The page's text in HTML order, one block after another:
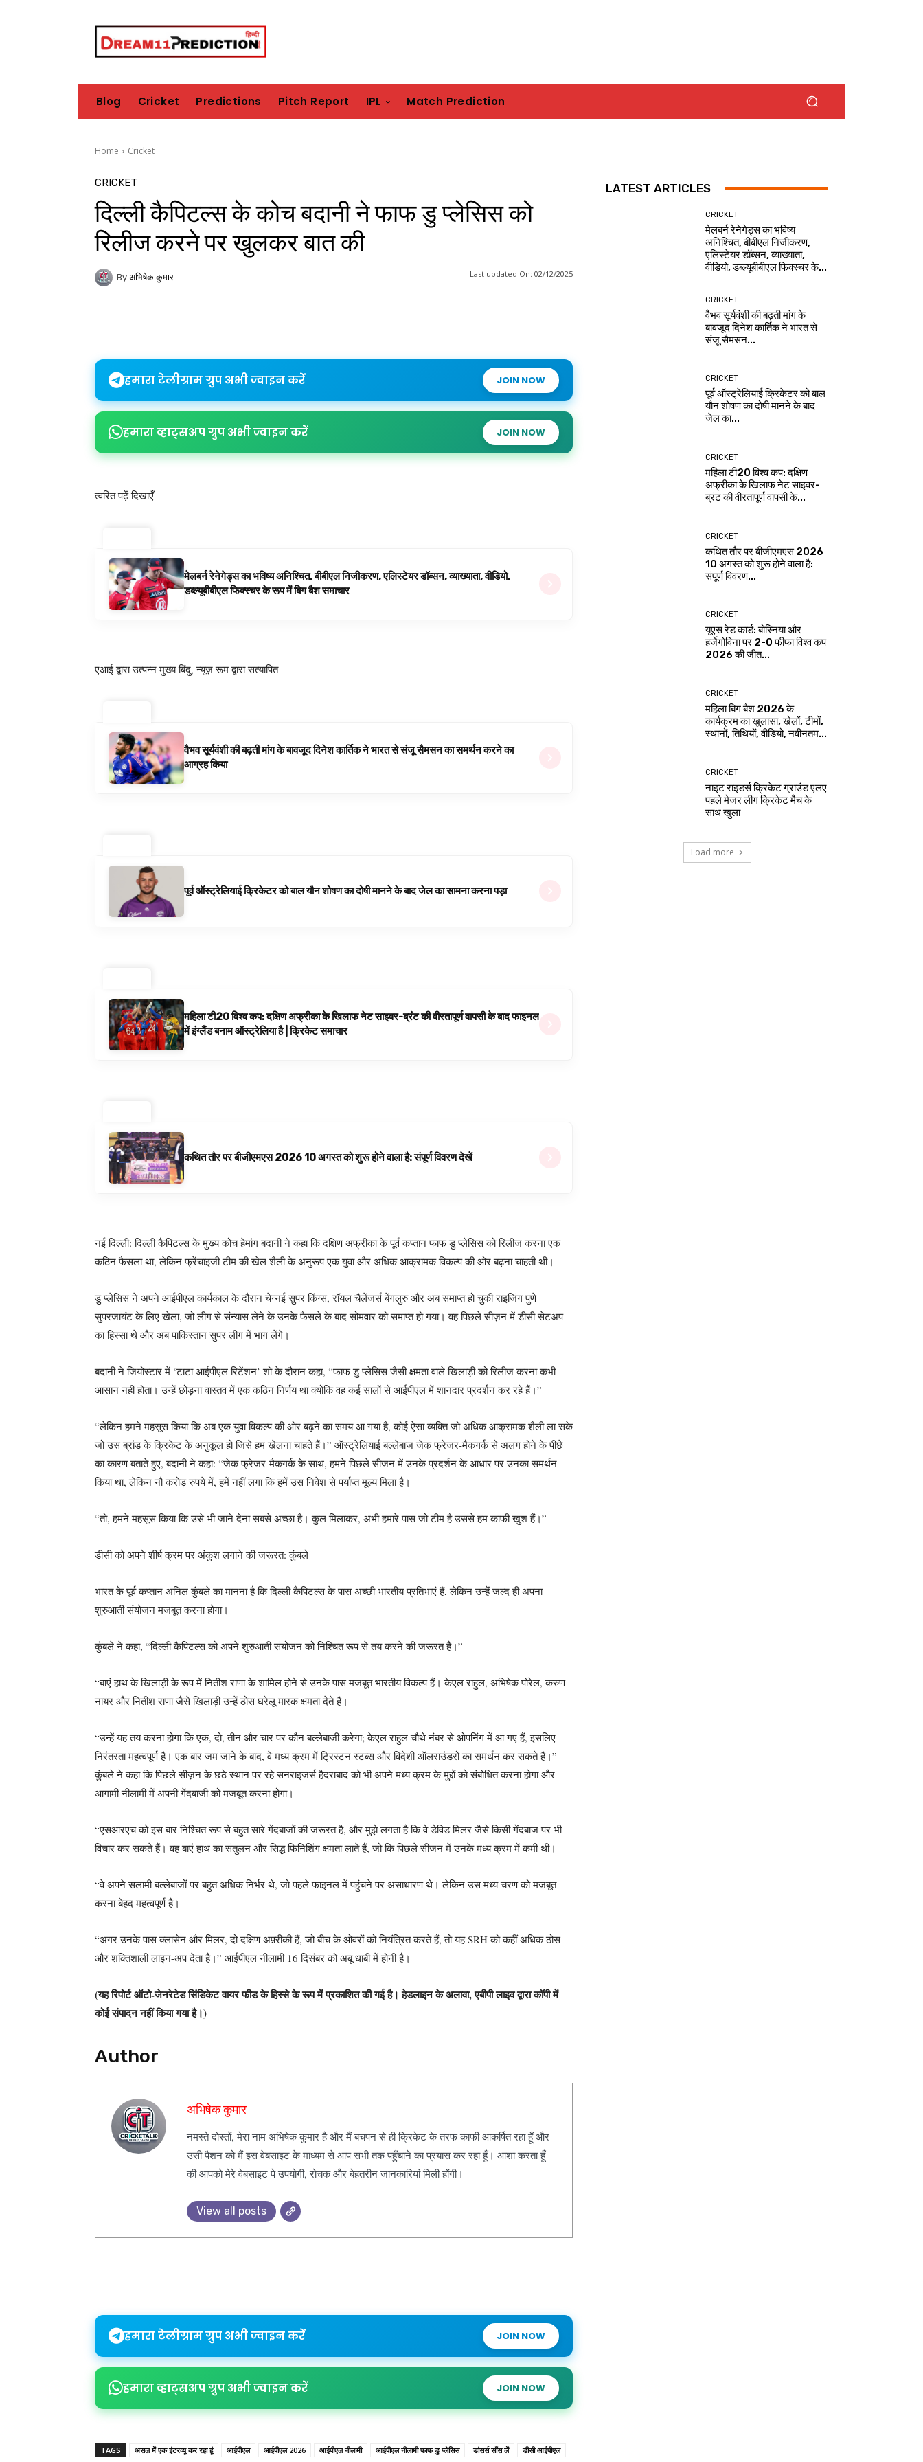
Blog Cricket Predictions Pitch Report IPL Match Prediction
Home Cricket
CRICKET
दिल्ली कैपिटल्स के कोच बदानी ने फाफ डु प्लेसिस को
रिलीज करने पर खुलकर बात की
By अभिषेक कुमार Last updated On: 02/12/2025
हमारा टेलीग्राम ग्रुप अभी ज्वाइन करें JOIN NOW
हमारा व्हाट्सअप ग्रुप अभी ज्वाइन करें JOIN NOW
त्वरित पढ़ें दिखाएँ
मेलबर्न रेनेगेड्स का भविष्य अनिश्चित, बीबीएल निजीकरण, एलिस्टेयर डॉब्सन, व्याख्याता, वीडियो,
डब्ल्यूबीबीएल फिक्स्चर के रूप में बिग बैश समाचार
एआई द्वारा उत्पन्न मुख्य बिंदु, न्यूज़ रूम द्वारा सत्यापित
वैभव सूर्यवंशी की बढ़ती मांग के बावजूद दिनेश कार्तिक ने भारत से संजू सैमसन का समर्थन करने का
आग्रह किया
पूर्व ऑस्ट्रेलियाई क्रिकेटर को बाल यौन शोषण का दोषी मानने के बाद जेल का सामना करना पड़ा
महिला टी20 विश्व कप: दक्षिण अफ्रीका के खिलाफ नेट साइवर-ब्रंट की वीरतापूर्ण वापसी के बाद फाइनल
में इंग्लैंड बनाम ऑस्ट्रेलिया है | क्रिकेट समाचार
कथित तौर पर बीजीएमएस 2026 10 अगस्त को शुरू होने वाला है: संपूर्ण विवरण देखें
नई दिल्ली: दिल्ली कैपिटल्स के मुख्य कोच हेमांग बदानी ने कहा कि दक्षिण अफ्रीका के पूर्व कप्तान फाफ डु प्लेसिस को रिलीज करना एक
कठिन फैसला था, लेकिन फ्रेंचाइजी टीम की खेल शैली के अनुरूप एक युवा और अधिक आक्रामक विकल्प की ओर बढ़ना चाहती थी।
डु प्लेसिस ने अपने आईपीएल कार्यकाल के दौरान चेन्नई सुपर किंग्स, रॉयल चैलेंजर्स बेंगलुरु और अब समाप्त हो चुकी राइजिंग पुणे
सुपरजायंट के लिए खेला, जो लीग से संन्यास लेने के उनके फैसले के बाद सोमवार को समाप्त हो गया। वह पिछले सीज़न में डीसी सेटअप
का हिस्सा थे और अब पाकिस्तान सुपर लीग में भाग लेंगे।
बदानी ने जियोस्टार में ‘टाटा आईपीएल रिटेंशन’ शो के दौरान कहा, “फाफ डु प्लेसिस जैसी क्षमता वाले खिलाड़ी को रिलीज करना कभी
आसान नहीं होता। उन्हें छोड़ना वास्तव में एक कठिन निर्णय था क्योंकि वह कई सालों से आईपीएल में शानदार प्रदर्शन कर रहे हैं।”
“लेकिन हमने महसूस किया कि अब एक युवा विकल्प की ओर बढ़ने का समय आ गया है, कोई ऐसा व्यक्ति जो अधिक आक्रामक शैली ला सके
जो उस ब्रांड के क्रिकेट के अनुकूल हो जिसे हम खेलना चाहते हैं।” ऑस्ट्रेलियाई बल्लेबाज जेक फ्रेजर-मैकगर्क से अलग होने के पीछे
का कारण बताते हुए, बदानी ने कहा: “जेक फ्रेजर-मैकगर्क के साथ, हमने पिछले सीजन में उनके प्रदर्शन के आधार पर उनका समर्थन
किया था, लेकिन नौ करोड़ रुपये में, हमें नहीं लगा कि हमें उस निवेश से पर्याप्त मूल्य मिला है।
“तो, हमने महसूस किया कि उसे भी जाने देना सबसे अच्छा है। कुल मिलाकर, अभी हमारे पास जो टीम है उससे हम काफी खुश हैं।”
डीसी को अपने शीर्ष क्रम पर अंकुश लगाने की जरूरत: कुंबले
भारत के पूर्व कप्तान अनिल कुंबले का मानना ​​है कि दिल्ली कैपिटल्स के पास अच्छी भारतीय प्रतिभाएं हैं, लेकिन उन्हें जल्द ही अपना
शुरुआती संयोजन मजबूत करना होगा।
कुंबले ने कहा, “दिल्ली कैपिटल्स को अपने शुरुआती संयोजन को निश्चित रूप से तय करने की जरूरत है।”
“बाएं हाथ के खिलाड़ी के रूप में नितीश राणा के शामिल होने से उनके पास मजबूत भारतीय विकल्प हैं। केएल राहुल, अभिषेक पोरेल, करुण
नायर और नितीश राणा जैसे खिलाड़ी उन्हें ठोस घरेलू मारक क्षमता देते हैं।
“उन्हें यह तय करना होगा कि एक, दो, तीन और चार पर कौन बल्लेबाजी करेगा; केएल राहुल चौथे नंबर से ओपनिंग में आ गए हैं, इसलिए
निरंतरता महत्वपूर्ण है। एक बार जम जाने के बाद, वे मध्य क्रम में ट्रिस्टन स्टब्स और विदेशी ऑलराउंडरों का समर्थन कर सकते हैं।”
कुंबले ने कहा कि पिछले सीज़न के छठे स्थान पर रहे सनराइजर्स हैदराबाद को भी अपने मध्य क्रम के मुद्दों को संबोधित करना होगा और
आगामी नीलामी में अपनी गेंदबाजी को मजबूत करना होगा।
“एसआरएच को इस बार निश्चित रूप से बहुत सारे गेंदबाजों की जरूरत है, और मुझे लगता है कि वे डेविड मिलर जैसे किसी गेंदबाज पर भी
विचार कर सकते हैं। वह बाएं हाथ का संतुलन और सिद्ध फिनिशिंग क्षमता लाते हैं, जो कि पिछले सीजन में उनके मध्य क्रम में कमी थी।
“वे अपने सलामी बल्लेबाजों पर बहुत अधिक निर्भर थे, जो पहले फाइनल में पहुंचने पर असाधारण थे। लेकिन उस मध्य चरण को मजबूत
करना बेहद महत्वपूर्ण है।
“अगर उनके पास क्लासेन और मिलर, दो दक्षिण अफ़्रीकी हैं, जो बीच के ओवरों को नियंत्रित करते हैं, तो यह SRH को कहीं अधिक ठोस
और शक्तिशाली लाइन-अप देता है।” आईपीएल नीलामी 16 दिसंबर को अबू धाबी में होनी है।
(यह रिपोर्ट ऑटो-जेनरेटेड सिंडिकेट वायर फीड के हिस्से के रूप में प्रकाशित की गई है। हेडलाइन के अलावा, एबीपी लाइव द्वारा कॉपी में
कोई संपादन नहीं किया गया है।)
Author
अभिषेक कुमार
नमस्ते दोस्तों, मेरा नाम अभिषेक कुमार है और मैं बचपन से ही क्रिकेट के तरफ काफी आकर्षित रहा हूँ और
उसी पैशन को मैं इस वेबसाइट के माध्यम से आप सभी तक पहुँचाने का प्रयास कर रहा हूँ। आशा करता हूँ
की आपको मेरे वेबसाइट पे उपयोगी, रोचक और बेहतरीन जानकारियां मिली होंगी।
View all posts
हमारा टेलीग्राम ग्रुप अभी ज्वाइन करें JOIN NOW
हमारा व्हाट्सअप ग्रुप अभी ज्वाइन करें JOIN NOW
TAGS असल में एक इंटरव्यू कर रहा हूं आईपीएल आईपीएल 2026 आईपीएल नीलामी आईपीएल नीलामी फाफ डु प्लेसिस डांसर्स साँस लें डीसी आईपीएल
LATEST ARTICLES
CRICKET
मेलबर्न रेनेगेड्स का भविष्य
अनिश्चित, बीबीएल निजीकरण,
एलिस्टेयर डॉब्सन, व्याख्याता,
वीडियो, डब्ल्यूबीबीएल फिक्स्चर के...
CRICKET
वैभव सूर्यवंशी की बढ़ती मांग के
बावजूद दिनेश कार्तिक ने भारत से
संजू सैमसन...
CRICKET
पूर्व ऑस्ट्रेलियाई क्रिकेटर को बाल
यौन शोषण का दोषी मानने के बाद
जेल का...
CRICKET
महिला टी20 विश्व कप: दक्षिण
अफ्रीका के खिलाफ नेट साइवर-
ब्रंट की वीरतापूर्ण वापसी के...
CRICKET
कथित तौर पर बीजीएमएस 2026
10 अगस्त को शुरू होने वाला है:
संपूर्ण विवरण...
CRICKET
यूएस रेड कार्ड: बोस्निया और
हर्जेगोविना पर 2-0 फीफा विश्व कप
2026 की जीत...
CRICKET
महिला बिग बैश 2026 के
कार्यक्रम का खुलासा, खेलों, टीमों,
स्थानों, तिथियों, वीडियो, नवीनतम...
CRICKET
नाइट राइडर्स क्रिकेट ग्राउंड एलए
पहले मेजर लीग क्रिकेट मैच के
साथ खुला
Load more